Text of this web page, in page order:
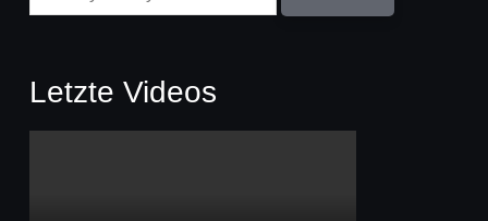
Letzte Videos